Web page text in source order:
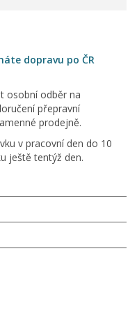
dopravu po ČR
osobní odběr na
přepravní
prodejně.
v pracovní den do 10
ještě tentýž den.